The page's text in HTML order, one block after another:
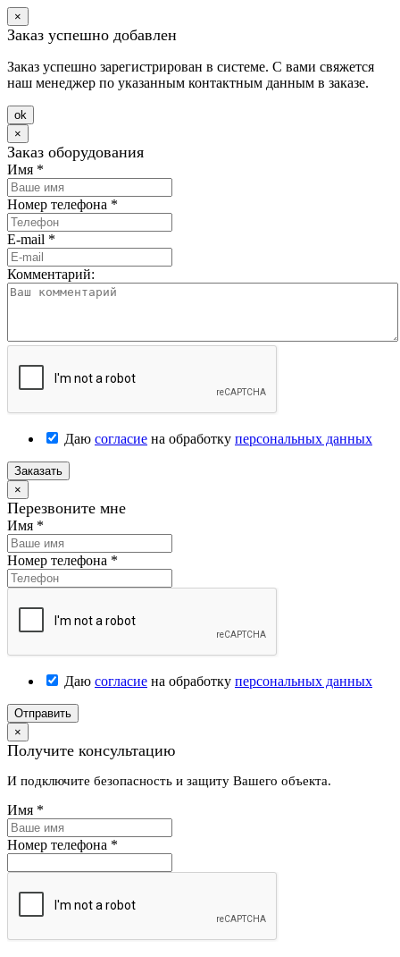
×
Заказ успешно добавлен
Заказ успешно зарегистрирован в системе. С вами свяжется
наш менеджер по указанным контактным данным в заказе.
оk
×
Заказ оборудования
Имя *
Номер телефона *
E-mail *
Комментарий:
Даю согласие на обработку персональных данных
Заказать
×
Перезвоните мне
Имя *
Номер телефона *
Даю согласие на обработку персональных данных
Отправить
×
Получите консультацию
И подключите безопасность и защиту Вашего объекта.
Имя *
Номер телефона *